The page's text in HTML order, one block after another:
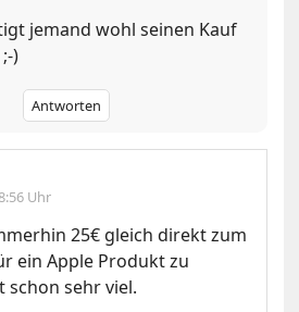
jemand wohl seinen Kauf
)
Antworten
Uhr
25€ gleich direkt zum
ein Apple Produkt zu
schon sehr viel.